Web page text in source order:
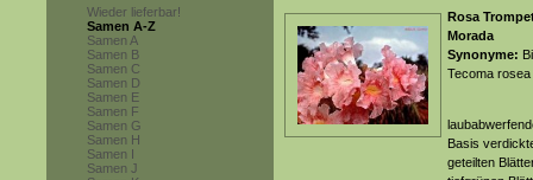
Wieder lieferbar!
Samen A-Z
Samen A
Samen B
Samen C
Samen D
Samen E
Samen F
Samen G
Samen H
Samen I
Samen J
Rosa
Morada
Synonyme:
Tecoma rosea
Basis
geteilten